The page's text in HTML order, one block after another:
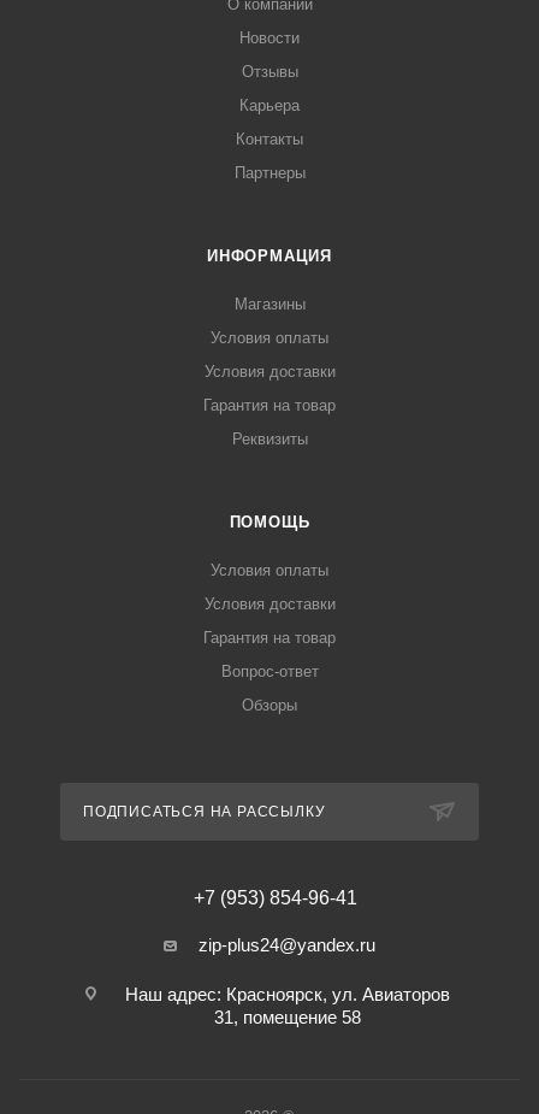
О компании
Новости
Отзывы
Карьера
Контакты
Партнеры
ИНФОРМАЦИЯ
Магазины
Условия оплаты
Условия доставки
Гарантия на товар
Реквизиты
ПОМОЩЬ
Условия оплаты
Условия доставки
Гарантия на товар
Вопрос-ответ
Обзоры
ПОДПИСАТЬСЯ НА РАССЫЛКУ
+7 (953) 854-96-41
zip-plus24@yandex.ru
Наш адрес: Красноярск, ул. Авиаторов
31, помещение 58